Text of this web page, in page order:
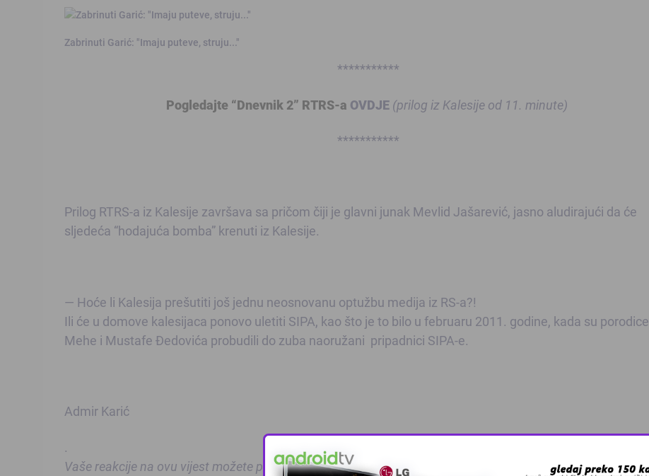
Zabrinuti Garić: "Imaju puteve, struju..."
***********
Pogledajte “Dnevnik 2” RTRS-a OVDJE (prilog iz Kalesije od 11. minute)
***********
Prilog RTRS-a iz Kalesije završava sa pričom čiji je glavni junak Mevlid Jašarević, jasno aludirajući da će
sljedeća “hodajuća bomba” krenuti iz Kalesije.
— Hoće li Kalesija prešutiti još jednu neosnovanu optužbu medija iz RS-a?!
Ili će u domove kalesijaca ponovo uletiti SIPA, kao što je to bilo u februaru 2011. godine, kada su porodice
Mehe i Mustafe Đedovića probudili do zuba naoružani pripadnici SIPA-e.
Admir Karić
.
Vaše reakcije na ovu vijest možete poslati na; redakcija@kalesija.com